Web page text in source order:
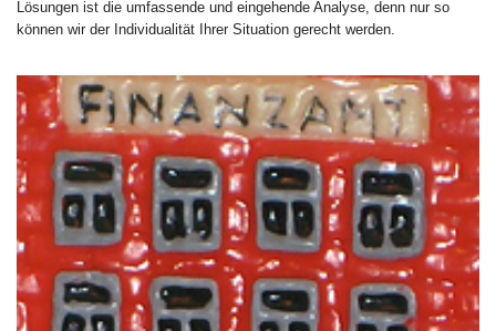
Lösungen ist die umfassende und eingehende Analyse, denn nur so
können wir der Individualität Ihrer Situation gerecht werden.